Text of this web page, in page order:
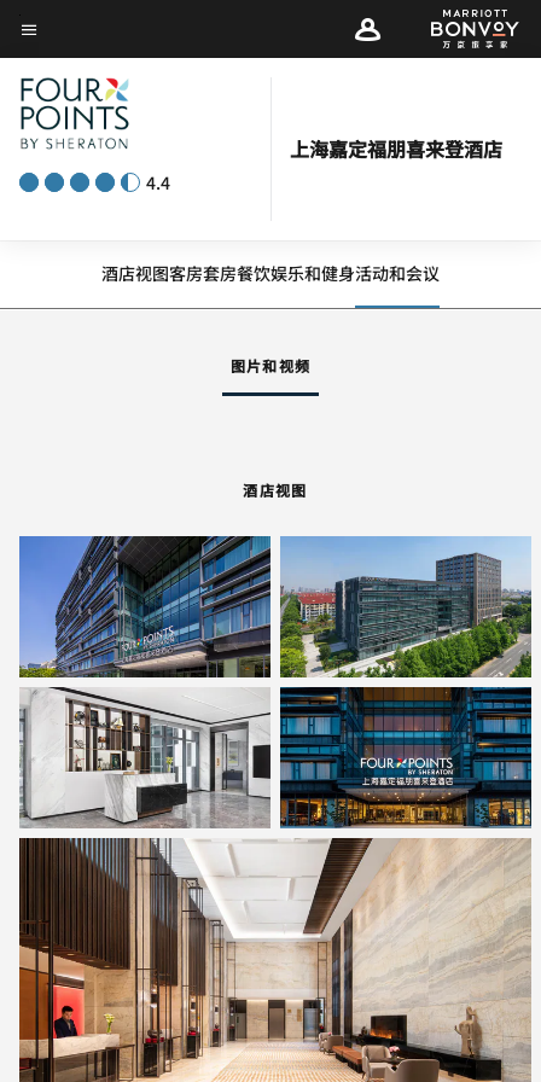
Skip
to
main
content
菜单文本
4.4
上海嘉定福朋喜来登酒店
酒店视图客房套房餐饮娱乐和健身活动和会议
图片和视频
酒店视图